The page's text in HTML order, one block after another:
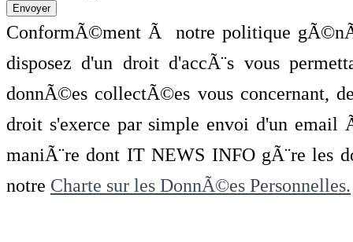
ConformÃ©ment Ã notre politique
disposez d'un droit d'accÃ¨s vous
donnÃ©es collectÃ©es vous concernant,
droit s'exerce par simple envoi d'un
maniÃ¨re dont IT NEWS INFO gÃ¨re les
notre Charte sur les DonnÃ©es Personnelles.